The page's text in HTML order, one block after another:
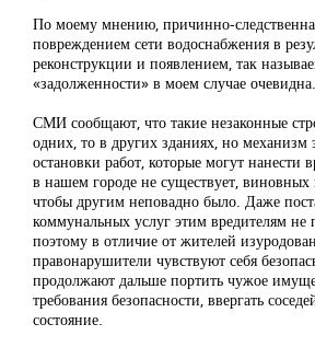
По моему мнению, причинно-
повреждением сети водоснабжения в
реконструкции и появлением, так
«задолженности» в моем случае очевидна.
СМИ сообщают, что такие незаконные
одних, то в других зданиях, но механизм
остановки работ, которые могут нанести
в нашем городе не существует, виновных
чтобы другим неповадно было. Даже
коммунальных услуг этим вредителям не
поэтому в отличие от жителей
правонарушители чувствуют себя
продолжают дальше портить чужое
требования безопасности, ввергать
состояние.